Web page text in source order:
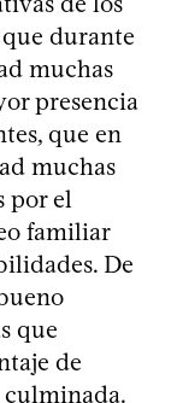
durante
muchas
presencia
que en
muchas
por el
familiar
De
que
de
culminada.